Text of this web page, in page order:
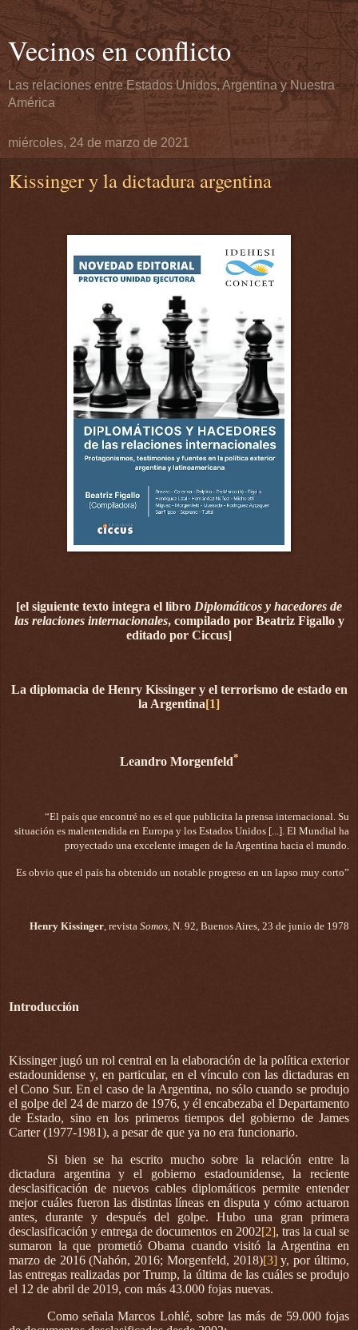
Vecinos en conflicto
Las relaciones entre Estados Unidos, Argentina y Nuestra
América
miércoles, 24 de marzo de 2021
Kissinger y la dictadura argentina
[el siguiente texto integra el libro Diplomáticos y hacedores de
las relaciones internacionales, compilado por Beatriz Figallo y
editado por Ciccus]
La diplomacia de Henry Kissinger y el terrorismo de estado en
la Argentina[1]
Leandro Morgenfeld*
“El país que encontré no es el que publicita la prensa internacional. Su
situación es malentendida en Europa y los Estados Unidos [...]. El Mundial ha
proyectado una excelente imagen de la Argentina hacia el mundo.
Es obvio que el país ha obtenido un notable progreso en un lapso muy corto”
Henry Kissinger, revista Somos, N. 92, Buenos Aires, 23 de junio de 1978
Introducción
Kissinger jugó un rol central en la elaboración de la política exterior
estadounidense y, en particular, en el vínculo con las dictaduras en
el Cono Sur. En el caso de la Argentina, no sólo cuando se produjo
el golpe del 24 de marzo de 1976, y él encabezaba el Departamento
de Estado, sino en los primeros tiempos del gobierno de James
Carter (1977-1981), a pesar de que ya no era funcionario.
Si bien se ha escrito mucho sobre la relación entre la
dictadura argentina y el gobierno estadounidense, la reciente
desclasificación de nuevos cables diplomáticos permite entender
mejor cuáles fueron las distintas líneas en disputa y cómo actuaron
antes, durante y después del golpe. Hubo una gran primera
desclasificación y entrega de documentos en 2002[2], tras la cual se
sumaron la que prometió Obama cuando visitó la Argentina en
marzo de 2016 (Nahón, 2016; Morgenfeld, 2018)[3]y, por último,
las entregas realizadas por Trump, la última de las cuáles se produjo
el 12 de abril de 2019, con más 43.000 fojas nuevas.
Como señala Marcos Lohlé, sobre las más de 59.000 fojas